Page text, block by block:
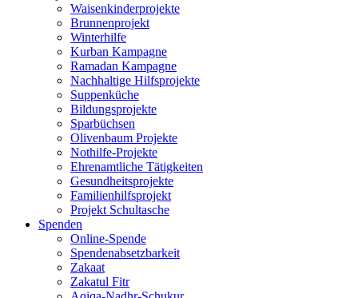
Waisenkinderprojekte
Brunnenprojekt
Winterhilfe
Kurban Kampagne
Ramadan Kampagne
Nachhaltige Hilfsprojekte
Suppenküche
Bildungsprojekte
Sparbüchsen
Olivenbaum Projekte
Nothilfe-Projekte
Ehrenamtliche Tätigkeiten
Gesundheitsprojekte
Familienhilfsprojekt
Projekt Schultasche
Spenden
Online-Spende
Spendenabsetzbarkeit
Zakaat
Zakatul Fitr